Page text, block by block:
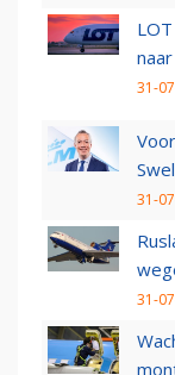
31-
31-
31-